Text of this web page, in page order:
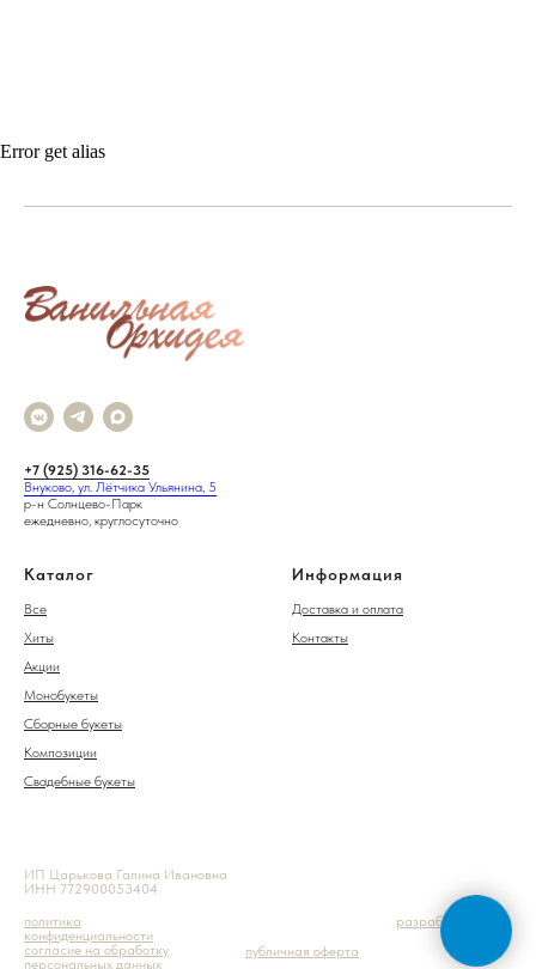
Error get alias
+7 (925) 316-62-35
Внуково, ул. Лётчика Ульянина, 5
р-н Солнцево-Парк
ежедневно, круглосуточно
Каталог
Все
Хиты
Акции
Монобукеты
Сборные букеты
Композиции
Свадебные букеты
Информация
Доставка и оплата
Контакты
политика
конфиденциальности
согласие на обработку
персональных данных
публичная оферта
разработка сайта
ИП Царькова Галина Ивановна
ИНН 772900053404